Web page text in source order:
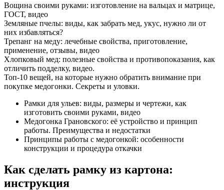
Вощина своими руками: изготовление на вальцах и матрице,
ГОСТ, видео
Земляные пчелы: виды, как забрать мед, укус, нужно ли от
них избавляться?
Трепанг на меду: лечебные свойства, приготовление,
применение, отзывы, видео
Хлопковый мед: полезные свойства и противопоказания, как
отличить подделку, видео.
Топ-10 вещей, на которые нужно обратить внимание при
покупке медогонки. Секреты и уловки.
Рамки для ульев: виды, размеры и чертежи, как
изготовить своими руками, видео
Медогонка Грановского: её устройство и принцип
работы. Преимущества и недостатки
Принципы работы с медогонкой: особенности
конструкции и процедура откачки
Как сделать рамку из картона:
инструкция